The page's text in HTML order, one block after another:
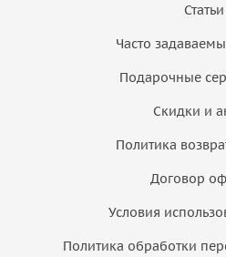
Статьи
Часто
Подарочные
Скидки и
Политика
Договор
Условия
Политика обработки